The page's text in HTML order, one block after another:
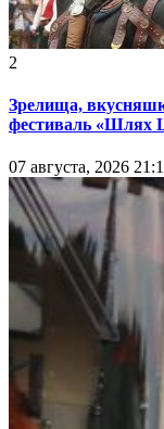
2
Зрелища,
фестиваль «Шлях
07 августа, 2026